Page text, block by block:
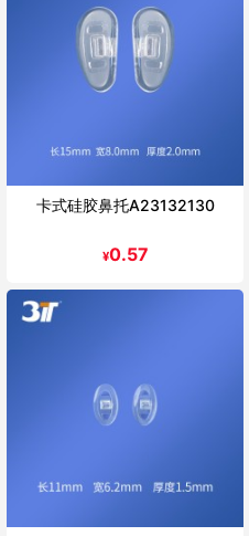
卡式硅胶鼻托A23132130
¥0.57